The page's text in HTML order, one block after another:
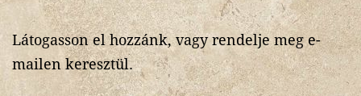
Látogasson el hozzánk, vagy rendelje meg e-
mailen keresztül.